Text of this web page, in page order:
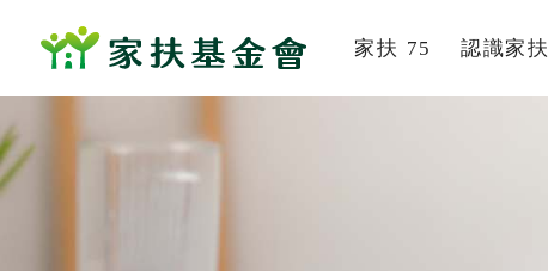
家扶 75 認識家扶